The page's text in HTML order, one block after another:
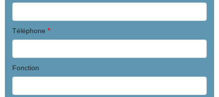
Téléphone *
Fonction